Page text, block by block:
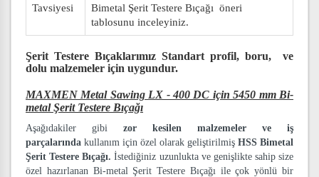
Tavsiyesi
Bimetal Şerit Testere Bıçağı öneri
tablosunu inceleyiniz.
Şerit Testere Bıçaklarımız Standart profil, boru, ve
dolu malzemeler için uygundur.
MAXMEN Metal Sawing LX - 400 DC için 5450 mm Bi-
metal Şerit Testere Bıçağı
Aşağıdakiler gibi zor kesilen malzemeler ve iş
parçalarında kullanım için özel olarak geliştirilmiş HSS Bimetal
Şerit Testere Bıçağı.İstediğiniz uzunlukta ve genişlikte sahip size
özel hazırlanan Bi-metal Şerit Testere Bıçağı ile çok yönlü bir